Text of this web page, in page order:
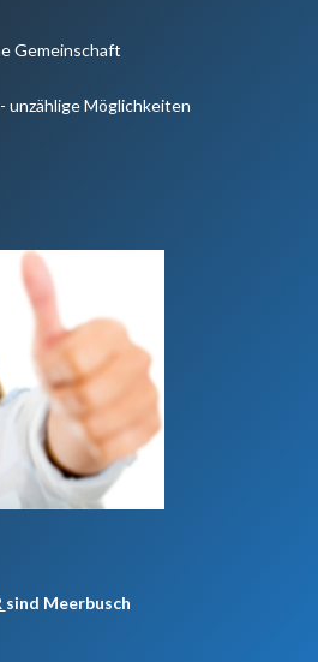
Gemeinschaft
unzählige Möglichkeiten
sind Meerbusch